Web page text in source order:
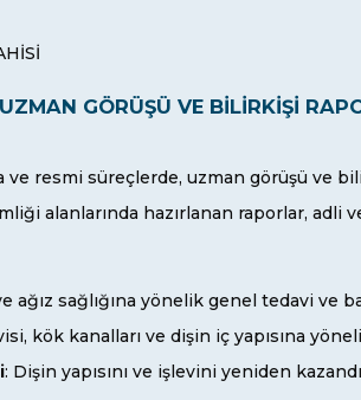
GÖRÜŞÜ VE BİLİRKİŞİ
ve resmi süreçlerde, uzman görüşü ve
alanlarında hazırlanan raporlar, adli
ağız sağlığına yönelik genel tedavi ve
kök kanalları ve dişin iç yapısına
: Dişin yapısını ve işlevini yeniden